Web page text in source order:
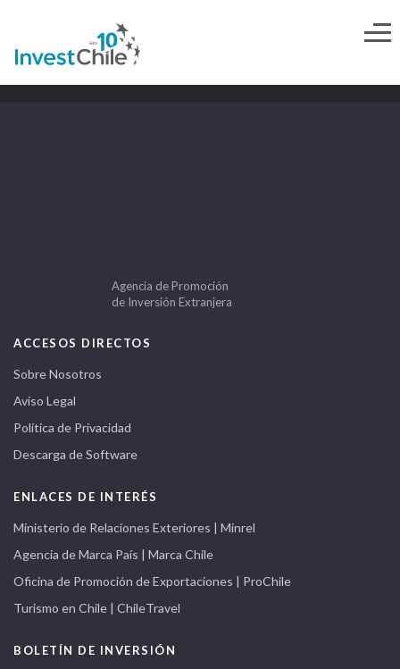
Agencia de Promoción
de Inversión Extranjera
ACCESOS DIRECTOS
Sobre Nosotros
Aviso Legal
Política de Privacidad
Descarga de Software
ENLACES DE INTERÉS
Ministerio de Relaciones Exteriores | Minrel
Agencia de Marca País | Marca Chile
Oficina de Promoción de Exportaciones | ProChile
Turismo en Chile | ChileTravel
BOLETÍN DE INVERSIÓN